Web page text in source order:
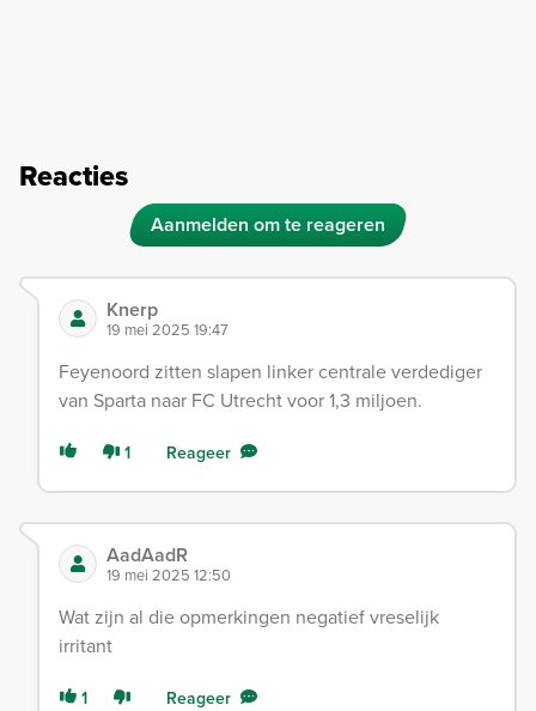
Reacties
Aanmelden om te reageren
Knerp
19 mei 2025 19:47
Feyenoord zitten slapen linker centrale verdediger
van Sparta naar FC Utrecht voor 1,3 miljoen.
1 Reageer
AadAadR
19 mei 2025 12:50
Wat zijn al die opmerkingen negatief vreselijk
irritant
1 Reageer